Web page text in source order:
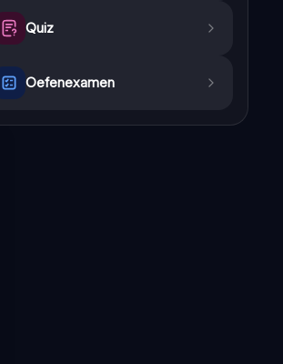
Quiz
Oefenexamen